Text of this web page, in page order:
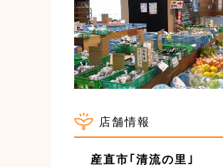
店舗情報
産直市｢清流の里｣